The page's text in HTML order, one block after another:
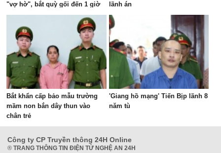
"vợ hờ", bắt quỳ gối đến 1 giờ
sáng
lãnh án
Bắt khẩn cấp bảo mẫu trường
mầm non bắn dây thun vào
chân trẻ
'Giang hồ mạng' Tiến Bịp lãnh 8
năm tù
Công ty CP Truyền thông 24H Online
® TRANG THÔNG TIN ĐIỆN TỬ NGHỆ AN 24H